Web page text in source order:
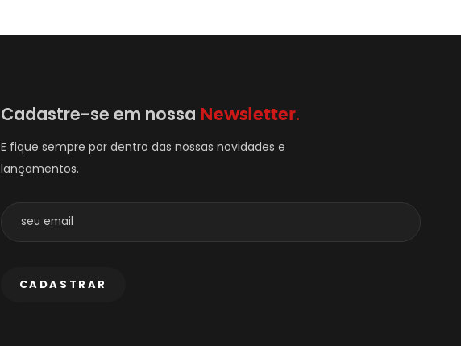
Cadastre-se em nossa Newsletter.
E fique sempre por dentro das nossas novidades e
lançamentos.